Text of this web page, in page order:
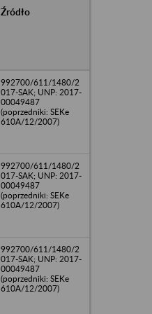
Źródło
992700/611/1480/2
017-SAK; UNP: 2017-
00049487
(poprzedniki: SEKe
610A/12/2007)
992700/611/1480/2
017-SAK; UNP: 2017-
00049487
(poprzedniki: SEKe
610A/12/2007)
992700/611/1480/2
017-SAK; UNP: 2017-
00049487
(poprzedniki: SEKe
610A/12/2007)